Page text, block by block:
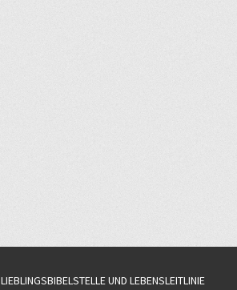
LIEBLINGSBIBELSTELLE UND LEBENSLEITLINIE